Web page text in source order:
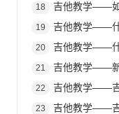
18 吉他教学——如
19 吉他教学——什
20 吉他教学——什么
21 吉他教学——
22 吉他教学——吉
23 吉他教学——